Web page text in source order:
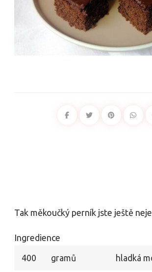
Tak měkoučký perník jste ještě
Ingredience
400 gramů hladká